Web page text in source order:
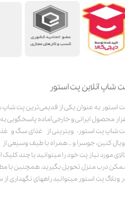
شاپ آنلاین پت استور
محصول ایرانی و خارجی آماده
شاپ پت استور، ویترینی از غذای سگ و
کنین، جوسرا و .. همراه با طیف وسیعی
مورد نیاز پت خود را میتوانید با چند
درب منزل تحویل بگیرید. همچنین با
وبلاگ پت استور میتوانید راههای نگهداری